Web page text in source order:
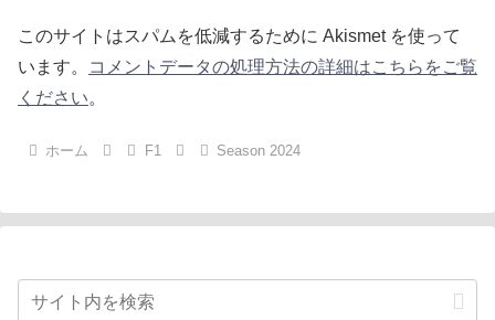
このサイトはスパムを低減するために Akismet を使って
います。
コメントデータの処理方法の詳細はこちらをご覧
ください。
ホーム F1 Season 2024